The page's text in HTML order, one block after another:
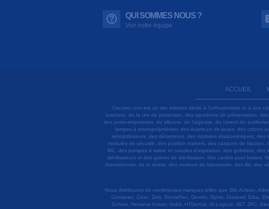
QUI SOMMES NOUS ?
Voir notre équipe
ACCUEIL -
Cecsmo.com est un site internet dédié à l'orthodontiste et à son
brackets, de la cire de protection, des typodonts de présentation,
des porte-empreintes, du silicone, de l'alginate, du ciment de
lampes à photopolymériser, des écarteurs de joues, des cotons
aéropolisseurs, des détartreurs, des modules élastomériques,
modules de sécurité, des position trainers, des casques de
WC, des pompes à salive et canules d'aspiration, des gobelets,
stérilisateurs et des gaines de stérilisation, des cardes pour fraises.
thermoformer, de la résine, des moteurs de laboratoire, des fils, des
Nous distribuons de nombreuses marques telles que 3M, Acteon,
Contacez, Coxo, Deb, DentaFloc, Devolo, Dymo, Duracell, Elba,
Schein, Heraeus Kulzer, Hubit, HTDental, ID-Logical, J&T, JPC,